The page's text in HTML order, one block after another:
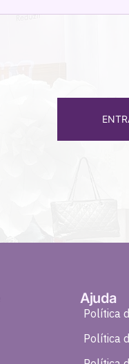
Ajuda
Política
Política